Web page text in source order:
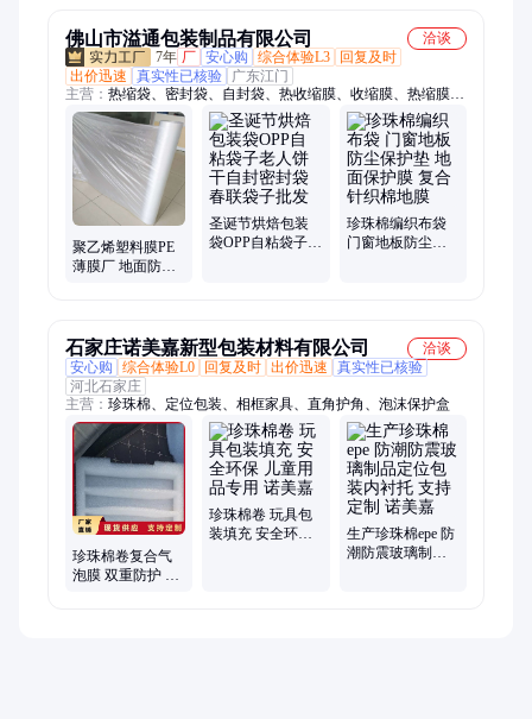
佛山市溢通包装制品有限公司
洽谈
7年 厂 安心购 综合体验L3
回复及时
出价迅速
真实性已核验
广东江门
主营： 热缩袋、密封袋、自封袋、热收缩膜、收缩膜、热缩膜、
pof收缩膜、交联膜、pvc收缩膜、bopp薄膜、热封膜、气泡膜、
包装膜、印刷膜、pe膜、珍珠棉、泡棉、opp胶袋、纸护角、纸
包角、包装袋、泡泡袋、快递袋、泡沫
聚乙烯塑料膜PE
薄膜厂 地面防潮
圣诞节烘焙包装
袋OPP自粘袋子老
珍珠棉编织布袋
门窗地板防尘保
石家庄诺美嘉新型包装材料有限公司
洽谈
安心购
综合体验L0 回复及时 出价迅速
真实性已核验
河北石家庄
主营： 珍珠棉、定位包装、相框家具、直角护角、泡沫保护盒
珍珠棉卷复合气
泡膜 双重防护 精
珍珠棉卷 玩具包
装填充 安全环保
生产珍珠棉epe 防
潮防震玻璃制品